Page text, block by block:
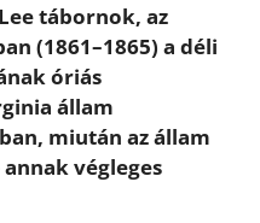
tábornok, az
(1861–1865) a déli
óriás
állam
miután az állam
végleges